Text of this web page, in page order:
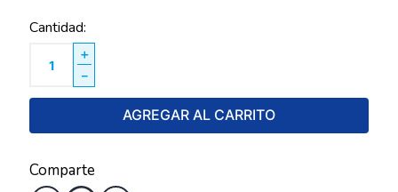
Cantidad
＋
－
AGREGAR AL CARRITO
Comparte